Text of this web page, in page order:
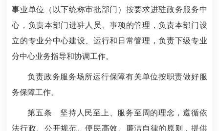
事业单位（以下统称审批部门）按要求进驻政务服务中
心，负责本部门进驻人员、事项的管理，负责本部门设
立的专业分中心建设、运行和日常管理，负责下级专业
分中心业务指导和协调工作。
负责政务服务场所运行保障有关单位按职责做好服
务保障工作。
第五条 坚持人民至上、服务至周的理念，遵循依
法行政、公开规范、便民高效、廉洁自律的原则，提供